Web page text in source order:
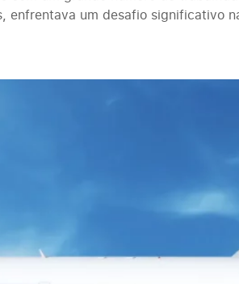
enfrentava um desafio significativo